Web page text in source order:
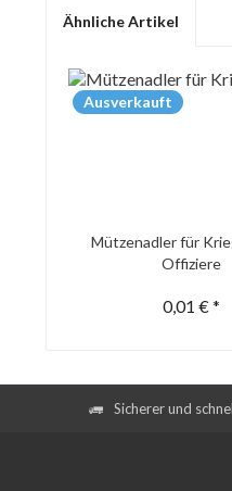
Ähnliche Artikel
Ausverkauft
Mützenadler für
Offiziere
0,01 € *
Sicherer und